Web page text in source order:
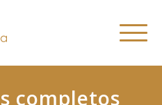
Laranja
Especialista em Fitoterapia
completos